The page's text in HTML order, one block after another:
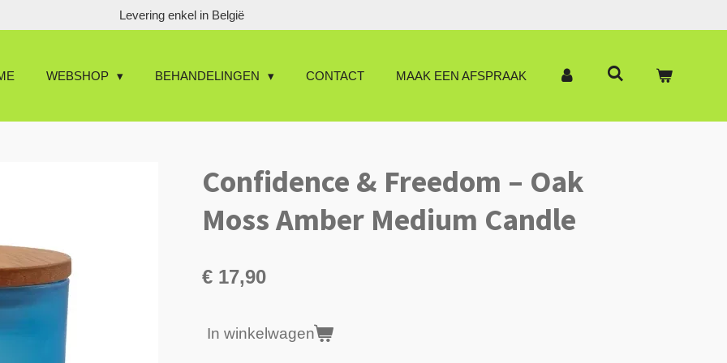
Levering enkel in België
WEBSHOP BEHANDELINGEN CONTACT MAAK EEN AFSPRAAK
Confidence & Freedom – Oak
Moss Amber Medium Candle
€ 17,90
In winkelwagen